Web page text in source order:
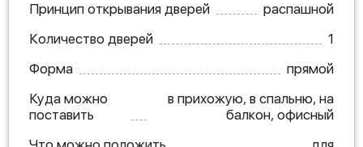
Принцип открывания дверей
распашной
Количество дверей
1
Форма
прямой
Куда можно
поставить
в прихожую, в спальню, на
балкон, офисный